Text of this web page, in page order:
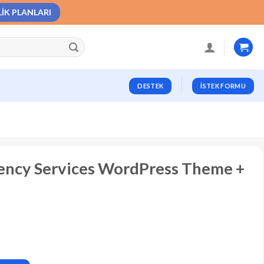
PLANLARI
DESTEK İSTEK FORMU
Services WordPress Theme +